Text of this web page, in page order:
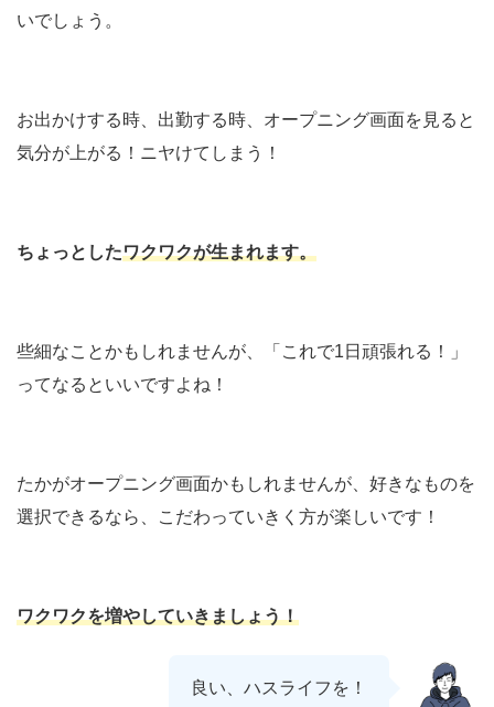
いでしょう。
お出かけする時、出勤する時、オープニング画面を見ると
気分が上がる！ニヤけてしまう！
ちょっとしたワクワクが生まれます。
些細なことかもしれませんが、「これで1日頑張れる！」
ってなるといいですよね！
たかがオープニング画面かもしれませんが、好きなものを
選択できるなら、こだわっていきく方が楽しいです！
ワクワクを増やしていきましょう！
良い、ハスライフを！